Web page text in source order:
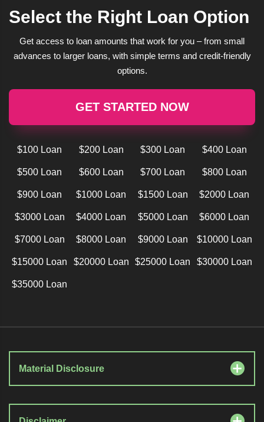
Select the Right Loan Option
Get access to loan amounts that work for you – from small
advances to larger loans, with simple terms and credit-friendly
options.
GET STARTED NOW
$100 Loan $200 Loan $300 Loan $400 Loan
$500 Loan $600 Loan $700 Loan $800 Loan
$900 Loan $1000 Loan $1500 Loan $2000 Loan
$3000 Loan $4000 Loan $5000 Loan $6000 Loan
$7000 Loan $8000 Loan $9000 Loan $10000 Loan
$15000 Loan $20000 Loan $25000 Loan $30000 Loan
$35000 Loan
Material Disclosure